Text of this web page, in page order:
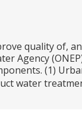
quality of,
Agency
(1)
water